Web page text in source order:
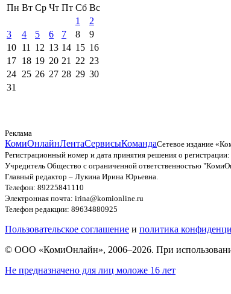
Пн Вт Ср Чт Пт Сб Вс
1
2
3
4 5 6 7 8
9
10 11 12 13 14 15 16
17 18 19 20 21 22 23
24 25 26 27 28 29 30
31
Реклама
КомиОнлайнЛентаСервисыКомандаСетевое издание
Регистрационный номер и дата принятия решения о
Учредитель Общество с ограниченной ответственностью
Главный редактор – Лукина Ирина Юрьевна.
Телефон: 89225841110
Электронная почта: irina@komionline.ru
Телефон редакции: 89634880925
Пользовательское соглашение и политика
© ООО «КомиОнлайн», 2006–2026. При
Не предназначено для лиц моложе 16 лет